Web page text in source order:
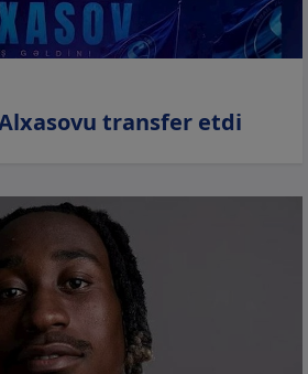
transfer etdi